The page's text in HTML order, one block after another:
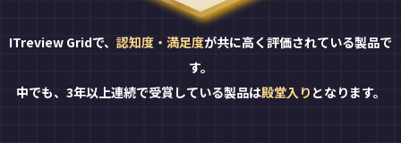
ITreview Gridで、 認知度・満足度が共に高く評価されている製品で
す。
中でも、3年以上連続で受賞している製品は殿堂入り となります。